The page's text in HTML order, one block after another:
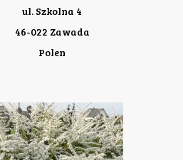
ul. Szkolna 4
46-022 Zawada
Polen